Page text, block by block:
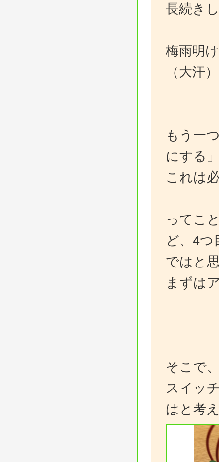
長続き
梅雨明
（大汗）
もう一
にする
これは
ってこ
ど、4
ではと
まずは
そこで
スイッ
はと考